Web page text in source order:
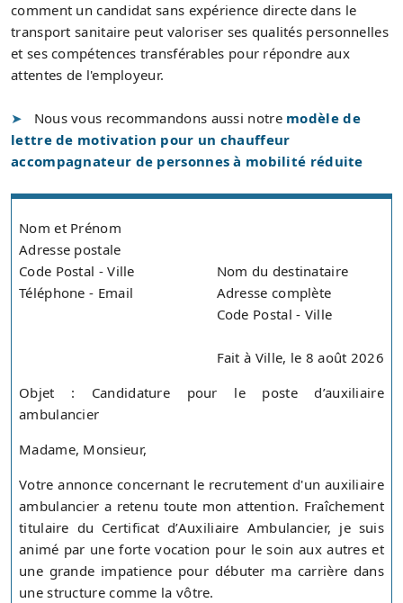
comment un candidat sans expérience directe dans le
transport sanitaire peut valoriser ses qualités personnelles
et ses compétences transférables pour répondre aux
attentes de l'employeur.
Nous vous recommandons aussi notre modèle de
lettre de motivation pour un chauffeur
accompagnateur de personnes à mobilité réduite
Nom et Prénom
Adresse postale
Code Postal - Ville
Téléphone - Email
Nom du destinataire
Adresse complète
Code Postal - Ville
Fait à Ville, le 8 août 2026
Objet : Candidature pour le poste d’auxiliaire
ambulancier
Madame, Monsieur,
Votre annonce concernant le recrutement d'un auxiliaire
ambulancier a retenu toute mon attention. Fraîchement
titulaire du Certificat d’Auxiliaire Ambulancier, je suis
animé par une forte vocation pour le soin aux autres et
une grande impatience pour débuter ma carrière dans
une structure comme la vôtre.